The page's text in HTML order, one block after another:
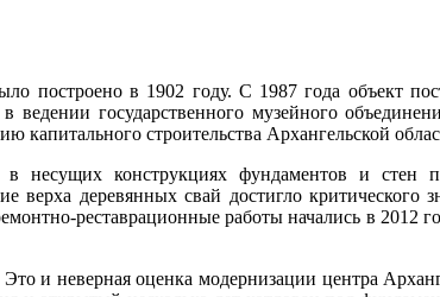
построено в 1902 году. С 1987 года объект
ведении государственного музейного
капитального строительства Архангельской
несущих конструкциях фундаментов и стен
верха деревянных свай достигло
реставрационные работы начались в 2012
и неверная оценка модернизации центра